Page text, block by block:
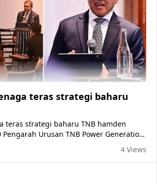
teras strategi baharu
strategi baharu TNB hamden
di Sidang Kemuncak ESG
- Tenaga
4 Views